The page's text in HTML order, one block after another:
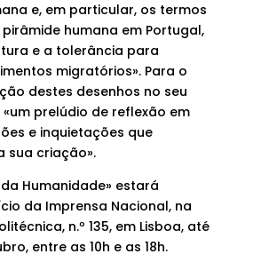
e, em particular, os termos
humana em Portugal,
e a tolerância para
migratórios». Para o
destes desenhos no seu
prelúdio de reflexão em
e inquietações que
sua criação».
Humanidade» estará
da Imprensa Nacional, na
n.º 135, em Lisboa, até
entre as 10h e as 18h.